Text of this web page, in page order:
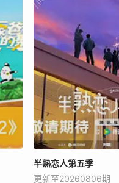
半熟恋人第五季
更新至20260806期